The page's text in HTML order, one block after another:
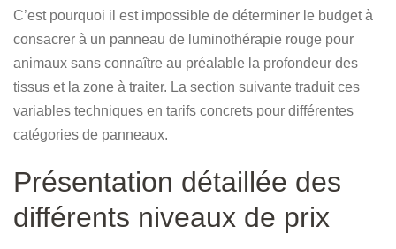
C’est pourquoi il est impossible de déterminer le budget à
consacrer à un panneau de luminothérapie rouge pour
animaux sans connaître au préalable la profondeur des
tissus et la zone à traiter. La section suivante traduit ces
variables techniques en tarifs concrets pour différentes
catégories de panneaux.
Présentation détaillée des
différents niveaux de prix